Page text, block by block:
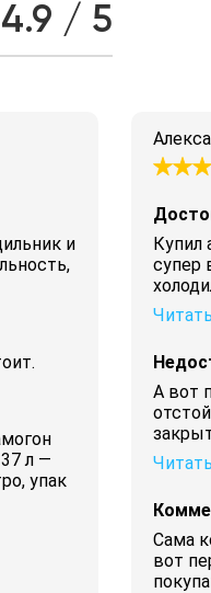
4.9 / 5
и
л —
упак
Купил
супер
А вот
Сама
вот